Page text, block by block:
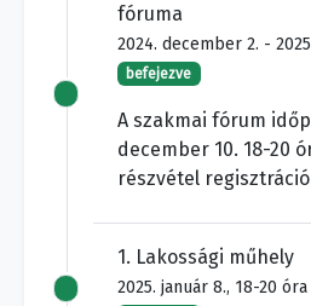
fóruma
2024. december 2. -
befejezve
A szakmai fórum
december 10. 18-20
részvétel
1. Lakossági műhely
2025. január 8., 18-20 óra